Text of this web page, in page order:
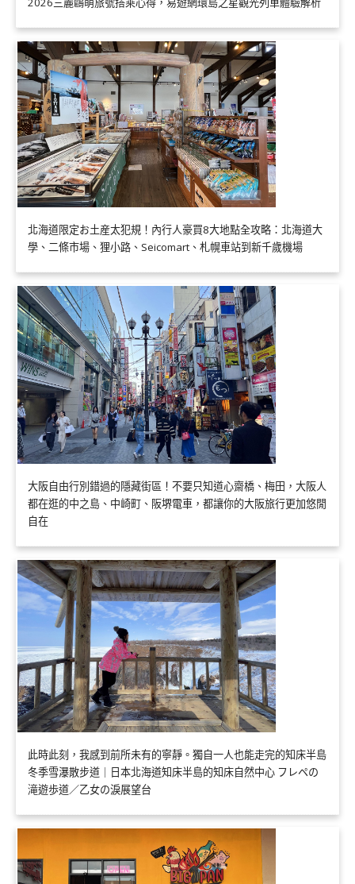
北海道限定お土産太犯規！內行人豪買8大地點全攻略：北海道大
學、二條市場、狸小路、Seicomart、札幌車站到新千歲機場
大阪自由行別錯過的隱藏街區！不要只知道心齋橋、梅田，大阪人
都在逛的中之島、中崎町、阪堺電車，都讓你的大阪旅行更加悠閒
自在
此時此刻，我感到前所未有的寧靜。獨自一人也能走完的知床半島
冬季雪瀑散步道｜日本北海道知床半島的知床自然中心 フレペの
滝遊歩道／乙女の淚展望台